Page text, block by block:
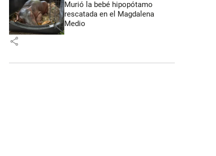
Murió la bebé hipopótamo
rescatada en el Magdalena
Medio
share